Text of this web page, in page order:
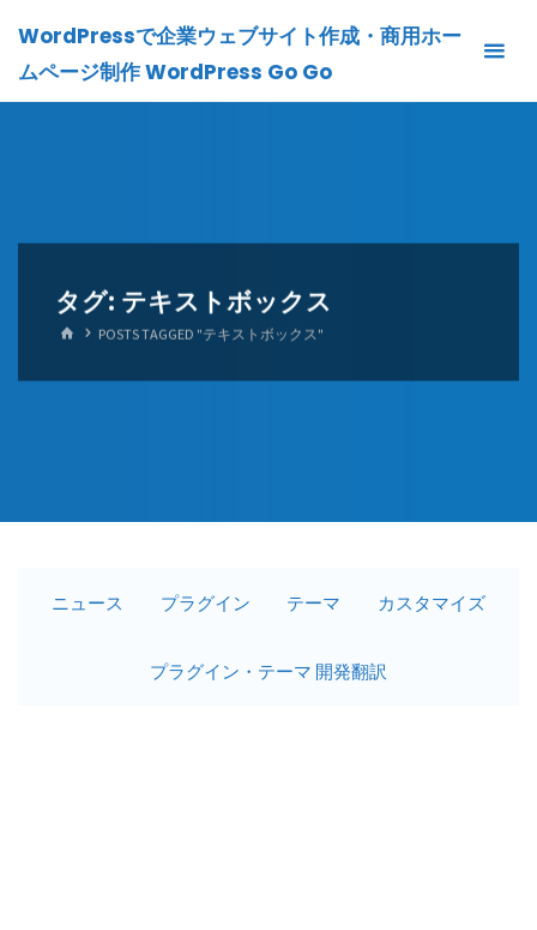
content
WordPressで企業ウェブサイト作成・商用ホー
ムページ制作 WordPress Go Go
タグ: テキストボックス
HOMEPOSTS TAGGED "テキストボックス"
ニュース プラグイン テーマ カスタマイズ
プラグイン・テーマ 開発翻訳